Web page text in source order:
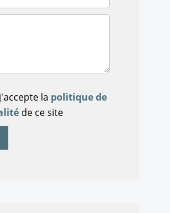
la politique de
de ce site